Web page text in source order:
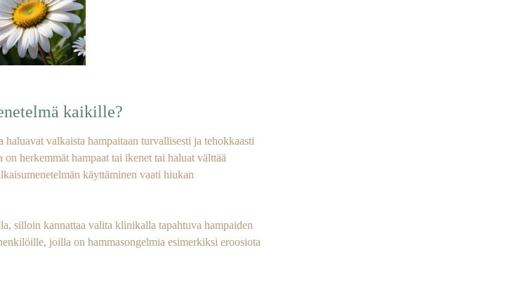
kaikille?
valkaista hampaitaan turvallisesti ja tehokkaasti
herkemmät hampaat tai ikenet tai haluat välttää
käyttäminen vaati hiukan
silloin kannattaa valita klinikalla tapahtuva hampaiden
joilla on hammasongelmia esimerkiksi eroosiota